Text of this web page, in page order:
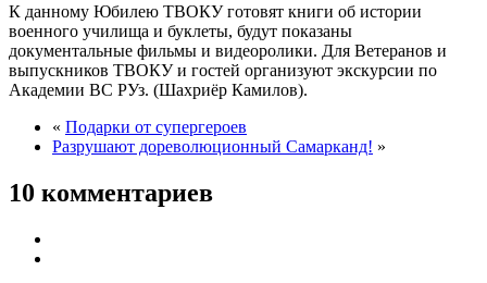
К данному Юбилею ТВОКУ готовят книги об истории
военного училища и буклеты, будут показаны
документальные фильмы и видеоролики. Для Ветеранов и
выпускников ТВОКУ и гостей организуют экскурсии по
Академии ВС РУз. (Шахриёр Камилов).
« Подарки от супергероев
Разрушают дореволюционный Самарканд! »
10 комментариев